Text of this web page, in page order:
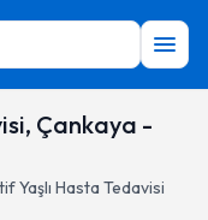
Çankaya -
Yaşlı Hasta Tedavisi